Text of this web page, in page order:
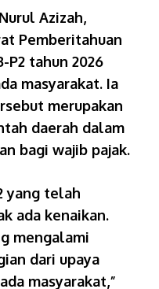
Azizah,
Pemberitahuan
P2 tahun 2026
masyarakat. Ia
merupakan
daerah dalam
bagi wajib pajak.
yang telah
ada kenaikan.
mengalami
dari upaya
masyarakat,”